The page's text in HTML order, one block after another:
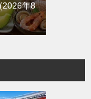
2026年8